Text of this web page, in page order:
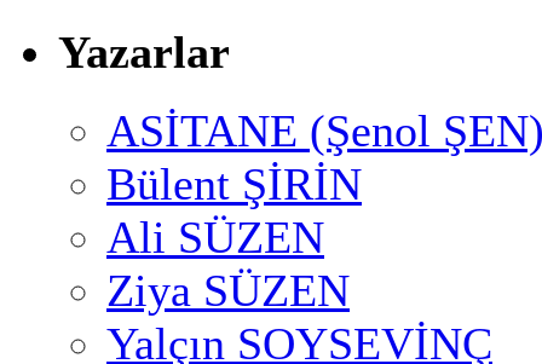
Yazarlar
ASİTANE (Şenol
Bülent ŞİRİN
Ali SÜZEN
Ziya SÜZEN
Yalçın SOYSEVİNÇ